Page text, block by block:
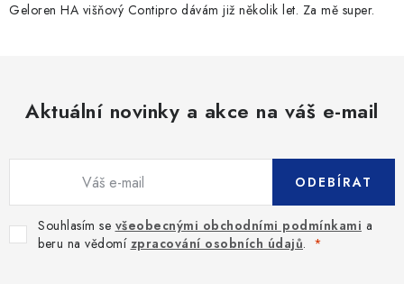
Geloren HA višňový Contipro dávám již několik let. Za mě super.
Aktuální novinky a akce na váš e-mail
Souhlasím se všeobecnými obchodními podmínkami a
beru na vědomí zpracování osobních údajů.
ODEBÍRAT